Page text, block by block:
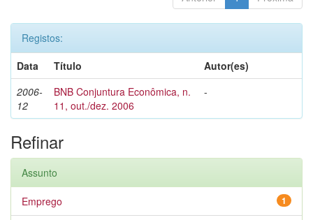
Registos:
Data
Título
Autor(es)
2006-
12
BNB Conjuntura Econômica, n.
11, out./dez. 2006
-
Refinar
Assunto
1
Emprego